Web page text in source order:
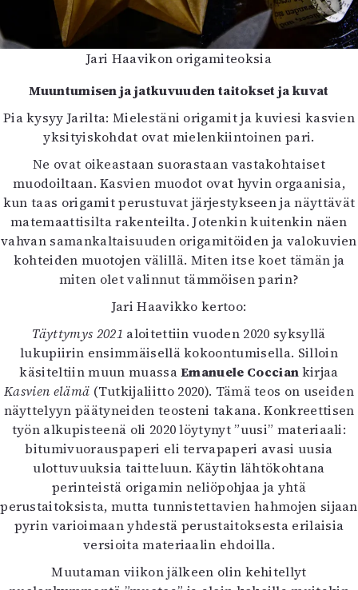
Jari Haavikon origamiteoksia
Muuntumisen ja jatkuvuuden taitokset ja kuvat
Pia kysyy Jarilta: Mielestäni origamit ja kuviesi kasvien
yksityiskohdat ovat mielenkiintoinen pari.
Ne ovat oikeastaan suorastaan vastakohtaiset
muodoiltaan. Kasvien muodot ovat hyvin orgaanisia,
kun taas origamit perustuvat järjestykseen ja näyttävät
matemaattisilta rakenteilta. Jotenkin kuitenkin näen
vahvan samankaltaisuuden origamitöiden ja valokuvien
kohteiden muotojen välillä. Miten itse koet tämän ja
miten olet valinnut tämmöisen parin?
Jari Haavikko kertoo:
Täyttymys 2021 aloitettiin vuoden 2020 syksyllä
lukupiirin ensimmäisellä kokoontumisella. Silloin
käsiteltiin muun muassaEmanuele Cocciankirjaa
Kasvien elämä (Tutkijaliitto 2020). Tämä teos on useiden
näyttelyyn päätyneiden teosteni takana. Konkreettisen
työn alkupisteenä oli 2020 löytynyt ”uusi” materiaali:
bitumivuorauspaperi eli tervapaperi avasi uusia
ulottuvuuksia taitteluun. Käytin lähtökohtana
perinteistä origamin neliöpohjaa ja yhtä
perustaitoksista, mutta tunnistettavien hahmojen sijaan
pyrin varioimaan yhdestä perustaitoksesta erilaisia
versioita materiaalin ehdoilla.
Muutaman viikon jälkeen olin kehitellyt